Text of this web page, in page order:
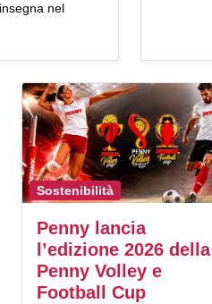
nel
Sostenibilità
Penny lancia
l’edizione 2026 della
Penny Volley e
Football Cup